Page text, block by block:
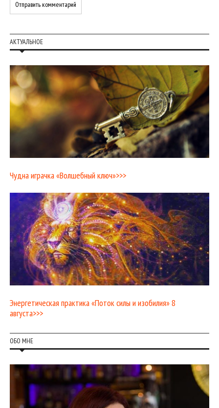
АКТУАЛЬНОЕ
Чудна играчка «Волшебный ключ»>>>
Энергетическая практика «Поток силы и изобилия» 8
августа>>>
ОБО МНЕ